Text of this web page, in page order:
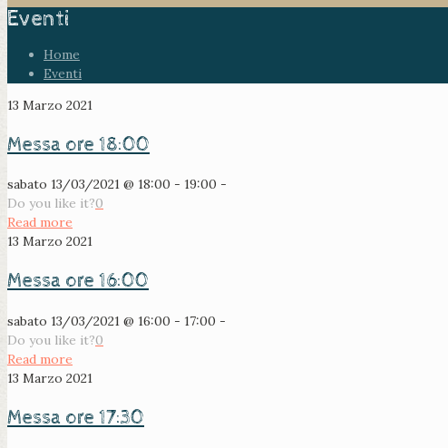
Eventi
Home
Eventi
13 Marzo 2021
Messa ore 18:00
sabato 13/03/2021 @ 18:00 - 19:00 -
Do you like it?0
Read more
13 Marzo 2021
Messa ore 16:00
sabato 13/03/2021 @ 16:00 - 17:00 -
Do you like it?0
Read more
13 Marzo 2021
Messa ore 17:30